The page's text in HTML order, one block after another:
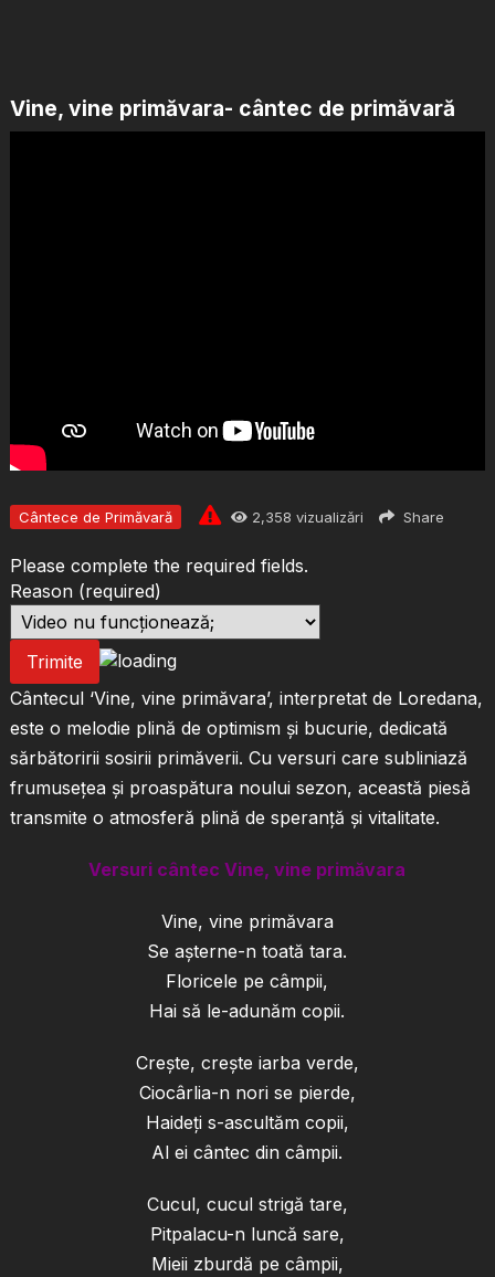
Vine, vine primăvara- cântec de primăvară
Cântece de Primăvară 2,358 vizualizări Share
Please complete the required fields.
Reason (required)
Trimite
Cântecul ‘Vine, vine primăvara’, interpretat de Loredana,
este o melodie plină de optimism și bucurie, dedicată
sărbătoririi sosirii primăverii. Cu versuri care subliniază
frumusețea și proaspătura noului sezon, această piesă
transmite o atmosferă plină de speranță și vitalitate.
Versuri cântec Vine, vine primăvara
Vine, vine primăvara
Se așterne-n toată tara.
Floricele pe câmpii,
Hai să le-adunăm copii.
Crește, crește iarba verde,
Ciocârlia-n nori se pierde,
Haideți s-ascultăm copii,
Al ei cântec din câmpii.
Cucul, cucul strigă tare,
Pitpalacu-n luncă sare,
Mieii zburdă pe câmpii,